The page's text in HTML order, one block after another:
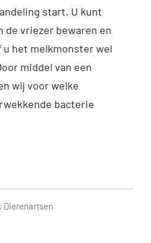
start. U kunt
de vriezer bewaren en
het melkmonster wel
middel van een
wij voor welke
bacterie
Dierenartsen